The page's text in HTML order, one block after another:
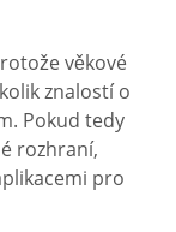
věkové
znalostí o
Pokud tedy
rozhraní,
pro